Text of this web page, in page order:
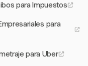
para Impuestos
para
para Uber